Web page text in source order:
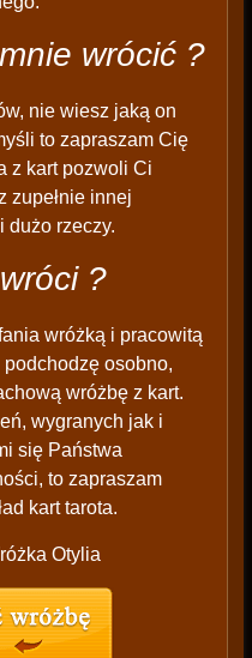
wrócić ?
nie wiesz jaką on
to zapraszam Cię
z kart pozwoli Ci
zupełnie innej
dużo rzeczy.
?
wróżką i pracowitą
osobno,
wróżbę z kart.
wygranych jak i
się Państwa
to zapraszam
kart tarota.
Otylia